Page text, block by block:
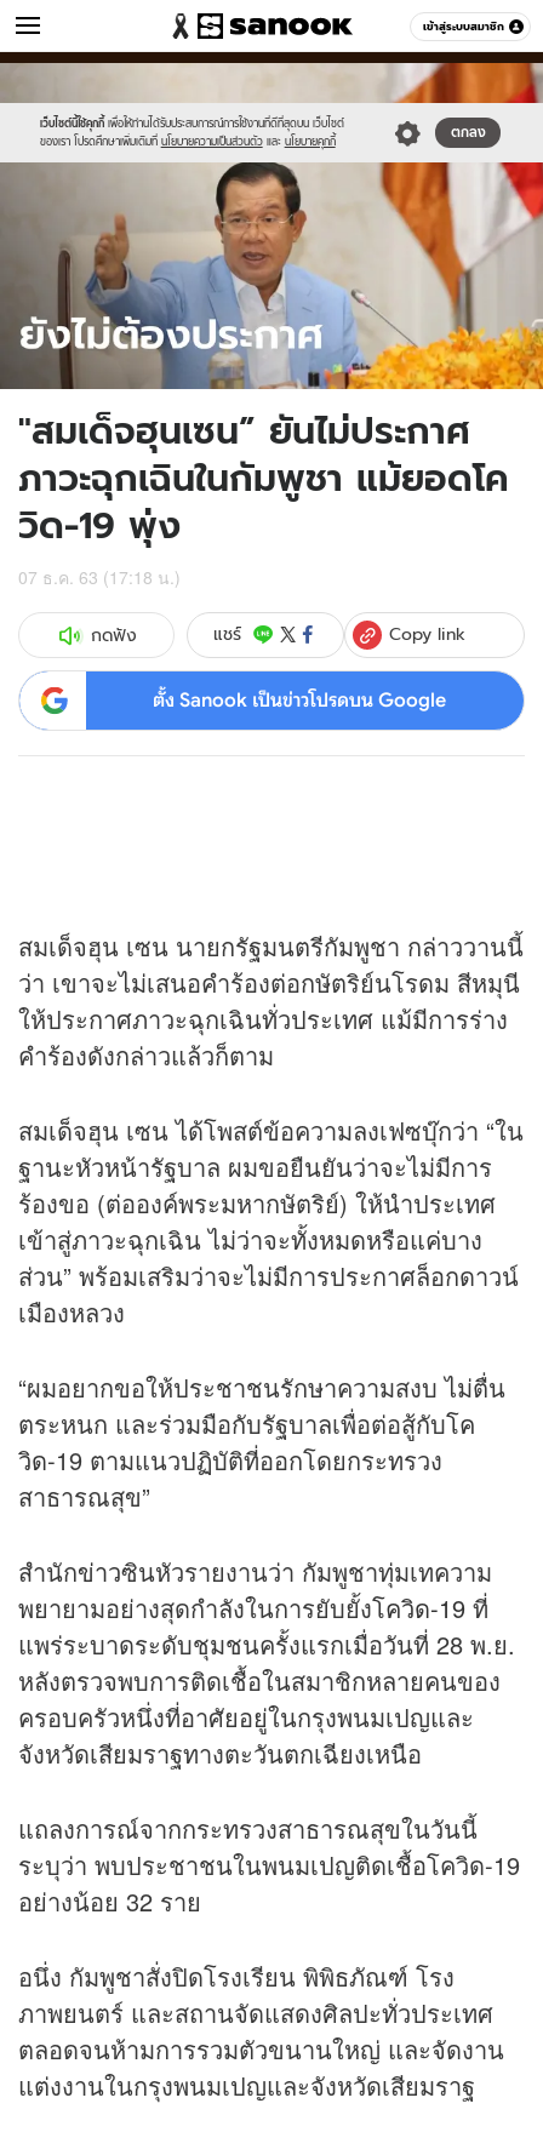
เข้าสู่ระบบสมาชิก
ข่าว หมวดอื่นๆ
เว็บไซต์นี้ใช้คุกกี้ เพื่อให้ท่านได้รับประสบการณ์การใช้งานที่ดีที่สุดบน เว็บไซต์
ของเรา โปรดศึกษาเพิ่มเติมที่ นโยบายความเป็นส่วนตัว และ นโยบายคุกกี้
ตกลง
new-
sanook.png
//s.isanook.com/ns/0/ud/1662/8311490/sanook_thumbnail_1200x720-
2.jpg
"สมเด็จฮุนเซน” ยันไม่ประกาศ
ภาวะฉุกเฉินในกัมพูชา แม้ยอดโค
วิด-19 พุ่ง
07 ธ.ค. 63 (17:18 น.)
กดฟัง แชร์ Copy link
ตั้ง Sanook เป็นข่าวโปรดบน Google
สมเด็จฮุน เซน นายกรัฐมนตรีกัมพูชา กล่าววานนี้
ว่า เขาจะไม่เสนอคำร้องต่อกษัตริย์นโรดม สีหมุนี
ให้ประกาศภาวะฉุกเฉินทั่วประเทศ แม้มีการร่าง
คำร้องดังกล่าวแล้วก็ตาม
สมเด็จฮุน เซน ได้โพสต์ข้อความลงเฟซบุ๊กว่า “ใน
ฐานะหัวหน้ารัฐบาล ผมขอยืนยันว่าจะไม่มีการ
ร้องขอ (ต่อองค์พระมหากษัตริย์) ให้นำประเทศ
เข้าสู่ภาวะฉุกเฉิน ไม่ว่าจะทั้งหมดหรือแค่บาง
ส่วน” พร้อมเสริมว่าจะไม่มีการประกาศล็อกดาวน์
เมืองหลวง
“ผมอยากขอให้ประชาชนรักษาความสงบ ไม่ตื่น
ตระหนก และร่วมมือกับรัฐบาลเพื่อต่อสู้กับโค
วิด-19 ตามแนวปฏิบัติที่ออกโดยกระทรวง
สาธารณสุข”
สำนักข่าวซินหัวรายงานว่า กัมพูชาทุ่มเทความ
พยายามอย่างสุดกำลังในการยับยั้งโควิด-19 ที่
แพร่ระบาดระดับชุมชนครั้งแรกเมื่อวันที่ 28 พ.ย.
หลังตรวจพบการติดเชื้อในสมาชิกหลายคนของ
ครอบครัวหนึ่งที่อาศัยอยู่ในกรุงพนมเปญและ
จังหวัดเสียมราฐทางตะวันตกเฉียงเหนือ
แถลงการณ์จากกระทรวงสาธารณสุขในวันนี้
ระบุว่า พบประชาชนในพนมเปญติดเชื้อโควิด-19
อย่างน้อย 32 ราย
อนึ่ง กัมพูชาสั่งปิดโรงเรียน พิพิธภัณฑ์ โรง
ภาพยนตร์ และสถานจัดแสดงศิลปะทั่วประเทศ
ตลอดจนห้ามการรวมตัวขนานใหญ่ และจัดงาน
แต่งงานในกรุงพนมเปญและจังหวัดเสียมราฐ